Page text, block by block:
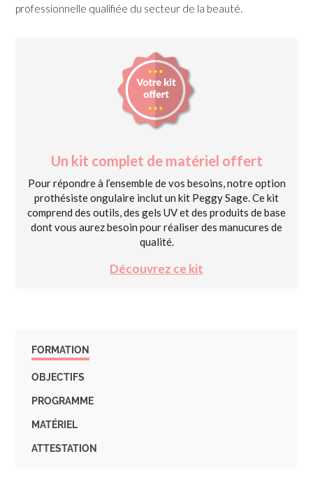
professionnelle qualifiée du secteur de la beauté.
Un kit complet de matériel offert
Pour répondre à l’ensemble de vos besoins, notre option
prothésiste ongulaire inclut un kit Peggy Sage. Ce kit
comprend des outils, des gels UV et des produits de base
dont vous aurez besoin pour réaliser des manucures de
qualité.
Découvrez ce kit
FORMATION
OBJECTIFS
PROGRAMME
MATÉRIEL
ATTESTATION